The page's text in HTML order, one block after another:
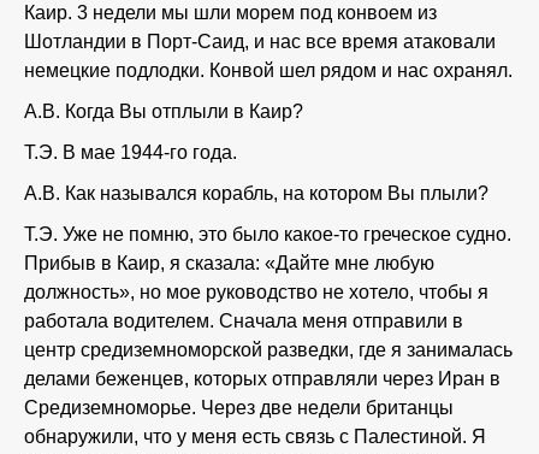
Каир. 3 недели мы шли морем под конвоем из
Шотландии в Порт-Саид, и нас все время атаковали
немецкие подлодки. Конвой шел рядом и нас охранял.
А.В. Когда Вы отплыли в Каир?
Т.Э. В мае 1944-го года.
А.В. Как назывался корабль, на котором Вы плыли?
Т.Э. Уже не помню, это было какое-то греческое судно.
Прибыв в Каир, я сказала: «Дайте мне любую
должность», но мое руководство не хотело, чтобы я
работала водителем. Сначала меня отправили в
центр средиземноморской разведки, где я занималась
делами беженцев, которых отправляли через Иран в
Средиземноморье. Через две недели британцы
обнаружили, что у меня есть связь с Палестиной. Я